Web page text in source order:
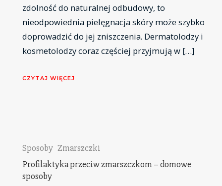
zdolność do naturalnej odbudowy, to
nieodpowiednia pielęgnacja skóry może szybko
doprowadzić do jej zniszczenia. Dermatolodzy i
kosmetolodzy coraz częściej przyjmują w […]
CZYTAJ WIĘCEJ
Sposoby Zmarszczki
Profilaktyka przeciw zmarszczkom – domowe
sposoby